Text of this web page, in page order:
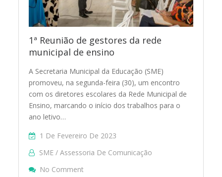
1ª Reunião de gestores da rede
municipal de ensino
A Secretaria Municipal da Educação (SME)
promoveu, na segunda-feira (30), um encontro
com os diretores escolares da Rede Municipal de
Ensino, marcando o início dos trabalhos para o
ano letivo…
1 De Fevereiro De 2023
SME / Assessoria De Comunicação
No Comment